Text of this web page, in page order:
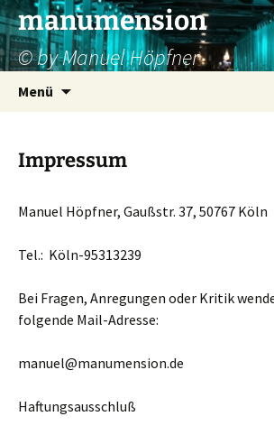
Zum
Inhalt
springen
manumension
© by Manuel Höpfner
Menü
Impressum
Manuel Höpfner, Gaußstr. 37, 50767 Köln
Tel.: Köln-95313239
Bei Fragen, Anregungen oder Kritik
folgende Mail-Adresse:
manuel@manumension.de
Haftungsausschluß